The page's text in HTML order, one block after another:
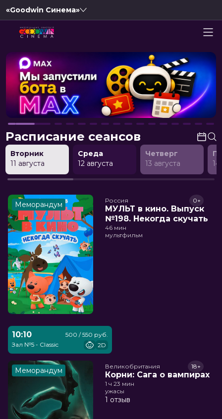
«Goodwin Синема»
Расписание сеансов
Вторник
11 августа
Среда
12 августа
Четверг
13 августа
14
Меморандум Россия
МУЛЬТ в кино. Выпуск
№198. Некогда скучать
0+
46 мин
мультфильм
10:10
Зал №5 - Classic
500 / 550 руб.
2D
Меморандум Великобритания
Корни: Сага о вампирах
18+
1 ч 23 мин
ужасы
1 отзыв